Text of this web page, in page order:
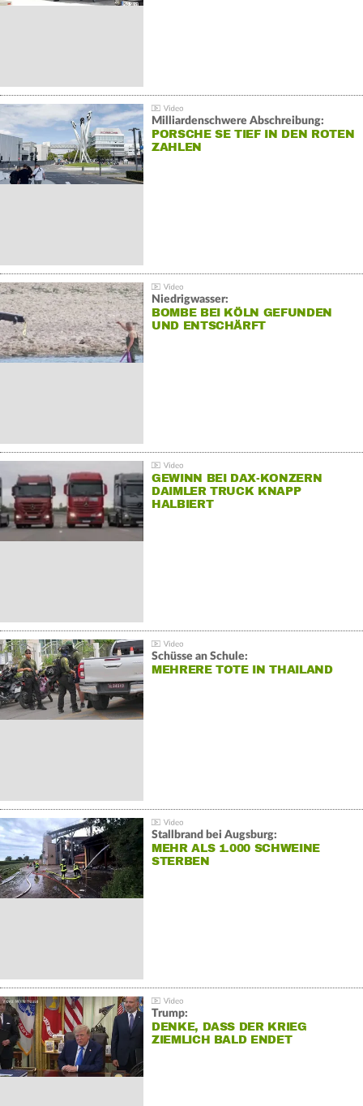
Milliardenschwere Abschreibung:
PORSCHE SE TIEF IN DEN ROTEN
ZAHLEN
Niedrigwasser:
BOMBE BEI KÖLN GEFUNDEN
UND ENTSCHÄRFT
GEWINN BEI DAX-KONZERN
DAIMLER TRUCK KNAPP
HALBIERT
Schüsse an Schule:
MEHRERE TOTE IN THAILAND
Stallbrand bei Augsburg:
MEHR ALS 1.000 SCHWEINE
STERBEN
Trump:
DENKE, DASS DER KRIEG
ZIEMLICH BALD ENDET